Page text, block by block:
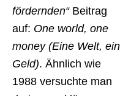
fördernden“Beitrag
auf: One world, one
money (Eine Welt, ein
Geld). Ähnlich wie
1988 versuchte man